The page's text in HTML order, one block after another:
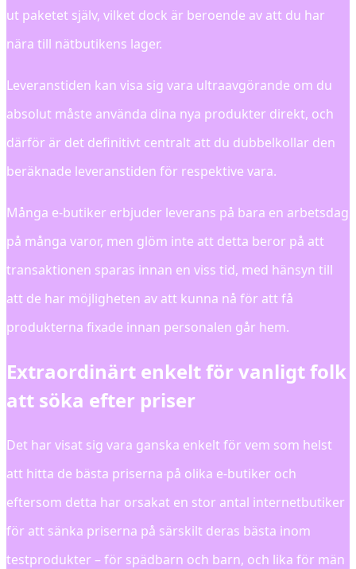
ut paketet själv, vilket dock är beroende av att du har
nära till nätbutikens lager.
Leveranstiden kan visa sig vara ultraavgörande om du
absolut måste använda dina nya produkter direkt, och
därför är det definitivt centralt att du dubbelkollar den
beräknade leveranstiden för respektive vara.
Många e-butiker erbjuder leverans på bara en arbetsdag
på många varor, men glöm inte att detta beror på att
transaktionen sparas innan en viss tid, med hänsyn till
att de har möjligheten av att kunna nå för att få
produkterna fixade innan personalen går hem.
Extraordinärt enkelt för vanligt folk
att söka efter priser
Det har visat sig vara ganska enkelt för vem som helst
att hitta de bästa priserna på olika e-butiker och
eftersom detta har orsakat en stor antal internetbutiker
för att sänka priserna på särskilt deras bästa inom
testprodukter – för spädbarn och barn, och lika för män